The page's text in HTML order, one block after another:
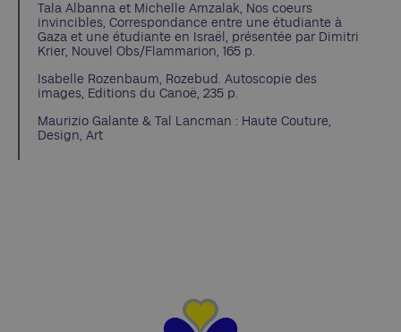
Tala Albanna et Michelle Amzalak, Nos coeurs
invincibles, Correspondance entre une étudiante à
Gaza et une étudiante en Israël, présentée par Dimitri
Krier, Nouvel Obs/Flammarion, 165 p.
Isabelle Rozenbaum, Rozebud. Autoscopie des
images, Editions du Canoë, 235 p.
Maurizio Galante & Tal Lancman : Haute Couture,
Design, Art